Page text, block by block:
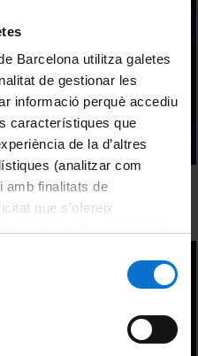
Barcelona utilitza galetes
de gestionar les
informació perquè accediu
característiques que
de la d’altres
(analitzar com
amb finalitats de
que s’ofereix
del lloc web de la
i gastronómics no